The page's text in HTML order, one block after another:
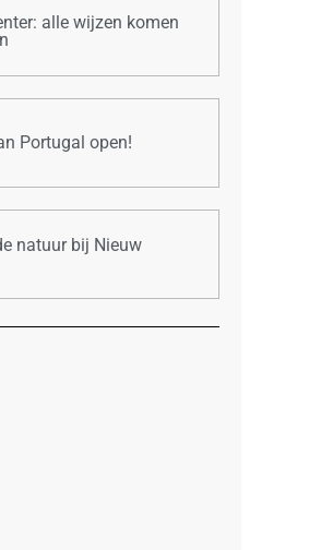
alle wijzen komen
Portugal open!
natuur bij Nieuw